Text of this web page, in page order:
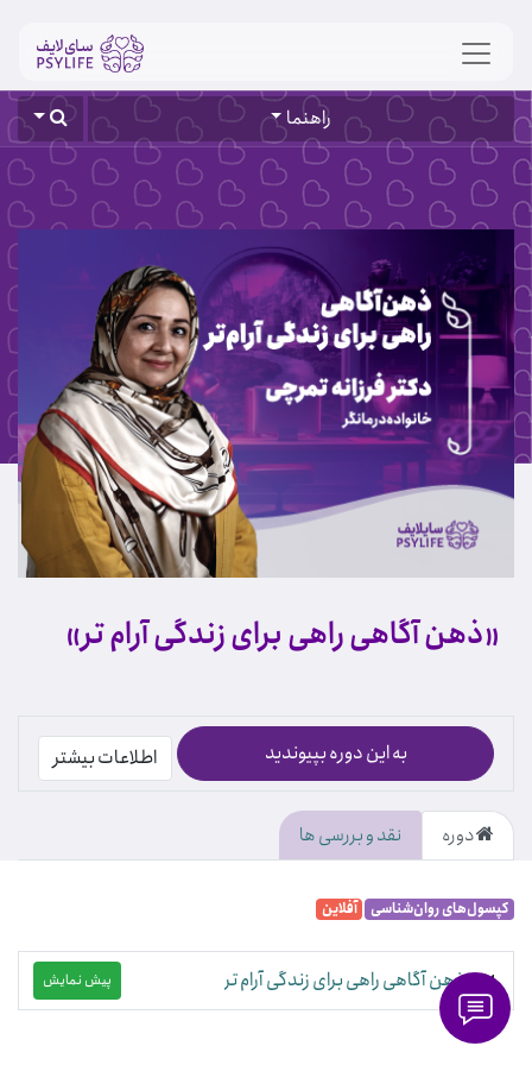
راهنما
«ذهن آگاهی راهی برای زندگی آرام تر»
به این دوره بپیوندید اطلاعات بیشتر
دوره نقد و بررسی ها
کپسول‌های روان‌شناسی آفلاین
ذهن آگاهی راهی برای زندگی آرام تر پیش نمایش